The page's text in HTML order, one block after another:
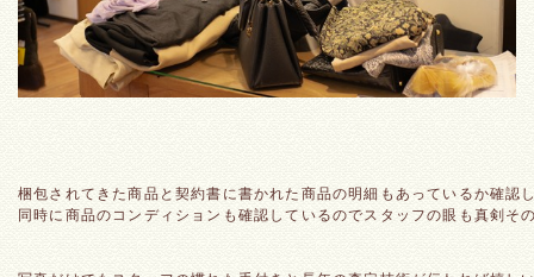
梱包されてきた商品と契約書に書かれた商品の明細もあっているか確認
同時に商品のコンディションも確認しているのでスタッフの眼も真剣そ